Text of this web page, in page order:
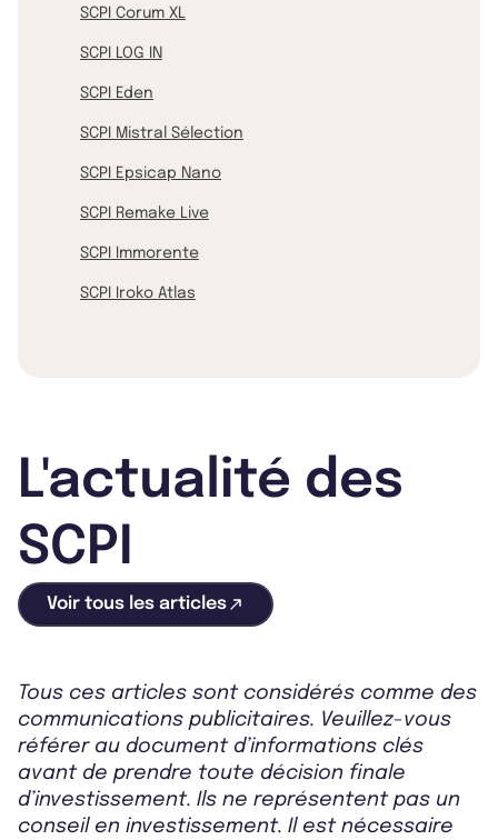
SCPI Corum XL
SCPI LOG IN
SCPI Eden
SCPI Mistral Sélection
SCPI Epsicap Nano
SCPI Remake Live
SCPI Immorente
SCPI Iroko Atlas
L'actualité des
SCPI
Voir tous les articles
Tous ces articles sont considérés comme des
communications publicitaires. Veuillez-vous
référer au document d’informations clés
avant de prendre toute décision finale
d’investissement. Ils ne représentent pas un
conseil en investissement. Il est nécessaire